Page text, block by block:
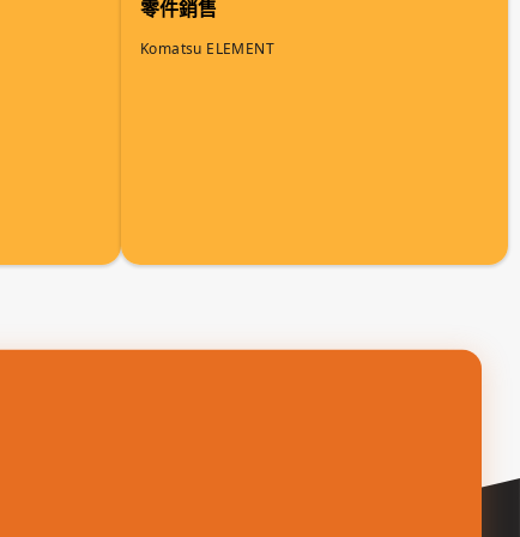
零件銷售
Komatsu ELEMENT